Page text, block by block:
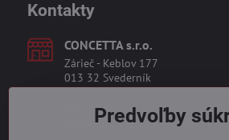
Kontakty
CONCETTA s​.r​.o​.
Zárieč - Keblov 177
013 32 Svederník
Prevádzka
Restaurant Pizzeria Vulcano
Predvoľby